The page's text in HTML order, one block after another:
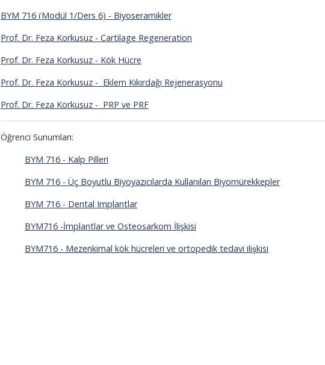
BYM 716 (Modül 1/Ders 6) - Biyoseramikler
Prof. Dr. Feza Korkusuz - Cartilage Regeneration
Prof. Dr. Feza Korkusuz - Kök Hücre
Prof. Dr. Feza Korkusuz - Eklem Kıkırdağı Rejenerasyonu
Prof. Dr. Feza Korkusuz - PRP ve PRF
Öğrenci Sunumları:
BYM 716 - Kalp Pilleri
BYM 716 - Üç Boyutlu Biyoyazıcılarda Kullanılan Biyomürekkepler
BYM 716 - Dental Implantlar
BYM716 -İmplantlar ve Osteosarkom İlişkisi
BYM716 - Mezenkimal kök hücreleri ve ortopedik tedavi ilişkisi